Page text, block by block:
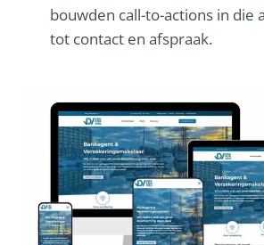
bouwden call-to-actions in die
tot contact en afspraak.